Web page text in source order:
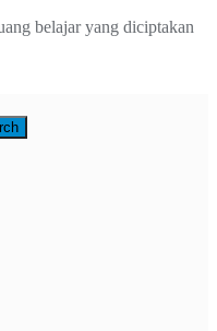
belajar yang diciptakan